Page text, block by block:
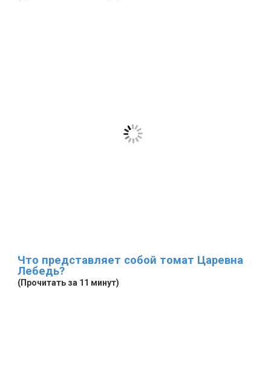
Что представляет собой томат Царевна
Лебедь?
(Прочитать за 11 минут)